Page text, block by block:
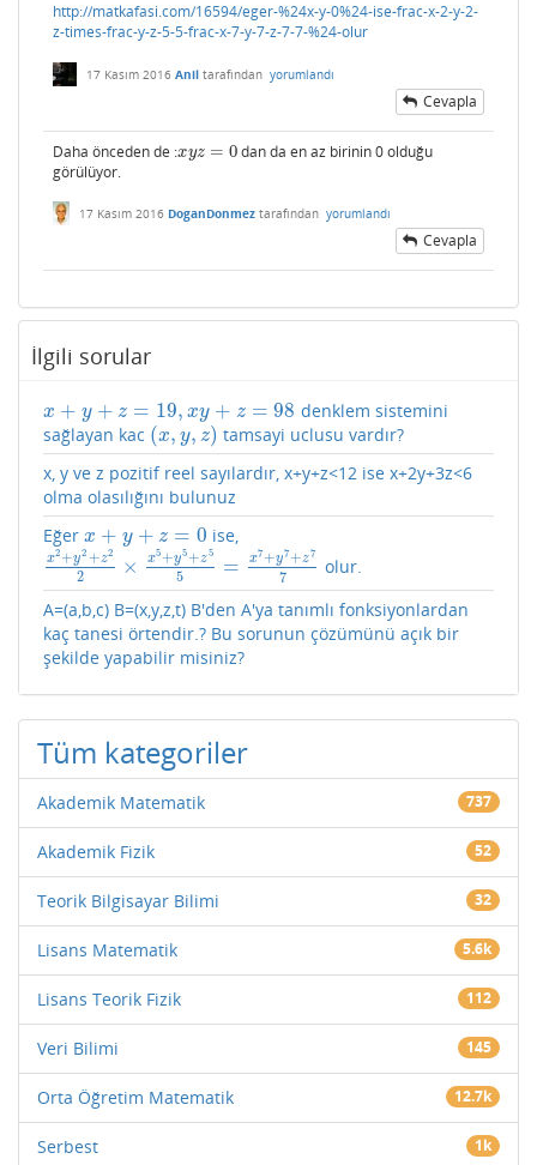
http://matkafasi.com/16594/eger-%24x-y-0%24-ise-frac-x-2-y-2-
z-times-frac-y-z-5-5-frac-x-7-y-7-z-7-7-%24-olur
17 Kasım 2016 Anil tarafından yorumlandı
Cevapla
Daha önceden de :xyz = 0
xyz= 0
dan da en az birinin 0 olduğu
görülüyor.
17 Kasım 2016 DoganDonmez tarafından yorumlandı
Cevapla
İlgili sorular
x + y + z = 19, xy + z = 98
x+ y+ z= 19 ,x y+z =98
denklem sistemini
sağlayan kac (x, y, z)
(x,y z)
tamsayi uclusu vardır?
x, y ve z pozitif reel sayılardır, x+y+z<12 ise x+2y+3z<6
olma olasılığını bulunuz
Eğer x + y + z = 0
x+ y+ z= 0 ise,
x2+y2 +z2
2 × x5+y5+z5
5 = x7+y7+z7
7
x2+y2+z2 2× 5+y5+z55 =x7 +y7+z77
olur.
A=(a,b,c) B=(x,y,z,t) B'den A'ya tanımlı fonksiyonlardan
kaç tanesi örtendir.? Bu sorunun çözümünü açık bir
şekilde yapabilir misiniz?
Tüm kategoriler
Akademik Matematik 737
Akademik Fizik 52
Teorik Bilgisayar Bilimi 32
Lisans Matematik 5.6k
Lisans Teorik Fizik 112
Veri Bilimi 145
Orta Öğretim Matematik 12.7k
Serbest 1k